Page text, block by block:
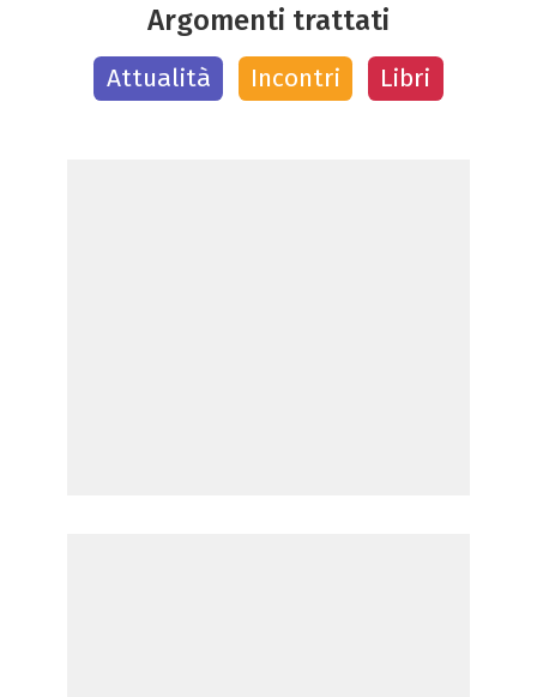
Argomenti trattati
Attualità Incontri Libri